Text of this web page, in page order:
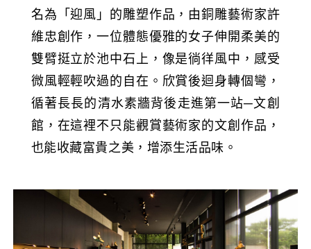
名為「迎風」的雕塑作品，由銅雕藝術家許
維忠創作，一位體態優雅的女子伸開柔美的
雙臂挺立於池中石上，像是徜徉風中，感受
微風輕輕吹過的自在。欣賞後迴身轉個彎，
循著長長的清水素牆背後走進第一站─文創
館，在這裡不只能觀賞藝術家的文創作品，
也能收藏富貴之美，增添生活品味。